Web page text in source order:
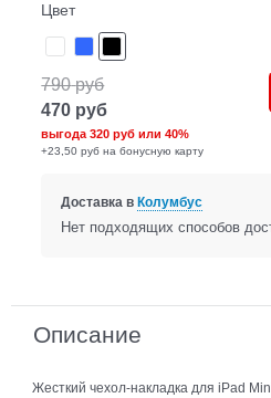
Цвет
790 руб
470 руб
выгода320 руб или40%
+23,50 руб на бонусную карту
Доставка в Колумбус
Нет подходящих способов
Описание
Жесткий чехол-накладка для iPad